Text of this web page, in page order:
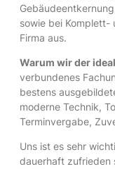
sowie bei Komplett-
Firma aus.
Warum wir der
verbundenes
bestens
moderne Technik,
Terminvergabe,
Uns ist es sehr
dauerhaft zufrieden